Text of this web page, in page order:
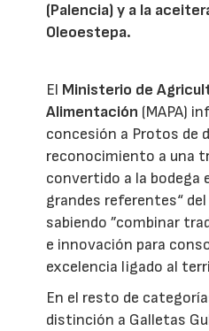
(Palencia) y a la
Oleoestepa.
El Ministerio de
Alimentación (MAPA)
concesión a Protos de
reconocimiento a una
convertido a la bodega
grandes referentes“
sabiendo ”combinar
e innovación para
excelencia ligado al
En el resto de
distinción a Galletas